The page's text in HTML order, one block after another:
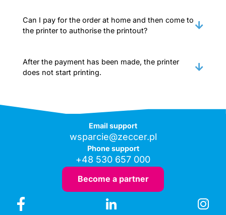
Can I pay for the order at home and then come to
the printer to authorise the printout?
After the payment has been made, the printer
does not start printing.
Email support
wsparcie@zeccer.pl
Phone support
+48 530 657 000
Become a partner